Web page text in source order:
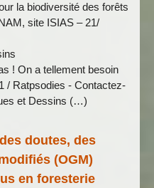
la biodiversité des forêts
site ISIAS – 21/
! On a tellement besoin
/ Ratpsodies - Contactez-
et Dessins (…)
doutes, des
(OGM)
en foresterie